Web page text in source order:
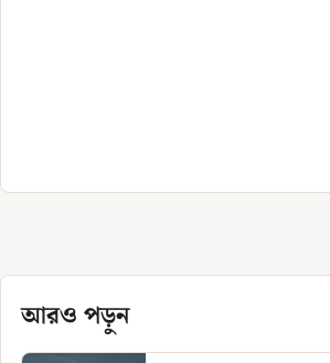
আরও পড়ুন